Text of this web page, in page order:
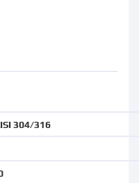
304/316